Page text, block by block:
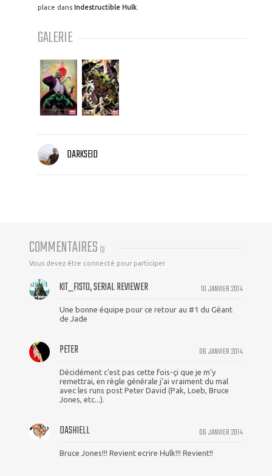
place dans Indestructible Hulk
GALERIE
DARKSEID
COMMENTAIRES (3)
Vous devez être connecté pour participer
10 JANVIER 2014
KIT_FISTO, SERIAL REVIEWER
Une bonne équipe pour ce retour au #1 du Géant
de Jade
06 JANVIER 2014
PETER
Décidément c'est pas cette fois-çi que je m'y
remettrai, en règle générale j'ai vraiment du mal
avec les runs post Peter David (Pak, Loeb, Bruce
Jones, etc...).
06 JANVIER 2014
DASHIELL
Bruce Jones!!! Revient ecrire Hulk!!! Revient!!